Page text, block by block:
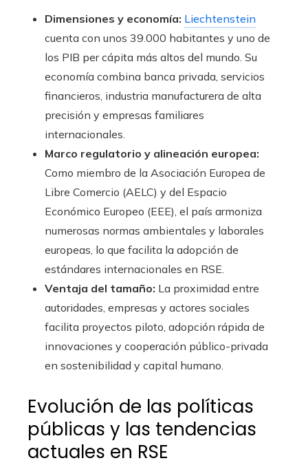
Dimensiones y economía: Liechtenstein
cuenta con unos 39.000 habitantes y uno de
los PIB per cápita más altos del mundo. Su
economía combina banca privada, servicios
financieros, industria manufacturera de alta
precisión y empresas familiares
internacionales.
Marco regulatorio y alineación europea:
Como miembro de la Asociación Europea de
Libre Comercio (AELC) y del Espacio
Económico Europeo (EEE), el país armoniza
numerosas normas ambientales y laborales
europeas, lo que facilita la adopción de
estándares internacionales en RSE.
Ventaja del tamaño: La proximidad entre
autoridades, empresas y actores sociales
facilita proyectos piloto, adopción rápida de
innovaciones y cooperación público-privada
en sostenibilidad y capital humano.
Evolución de las políticas
públicas y las tendencias
actuales en RSE